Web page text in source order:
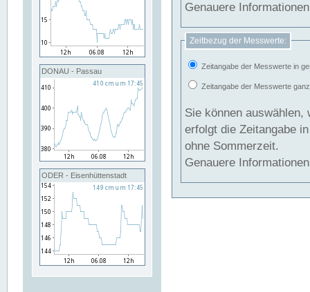
DONAU - Passau
ODER - Eisenhüttenstadt
Genauere
Zeitbezug der Messwerte:
Zeitangabe der Messwerte in
Zeitangabe der Messwerte
Sie können auswählen,
erfolgt die Zeitangabe
ohne Sommerzeit.
Genauere